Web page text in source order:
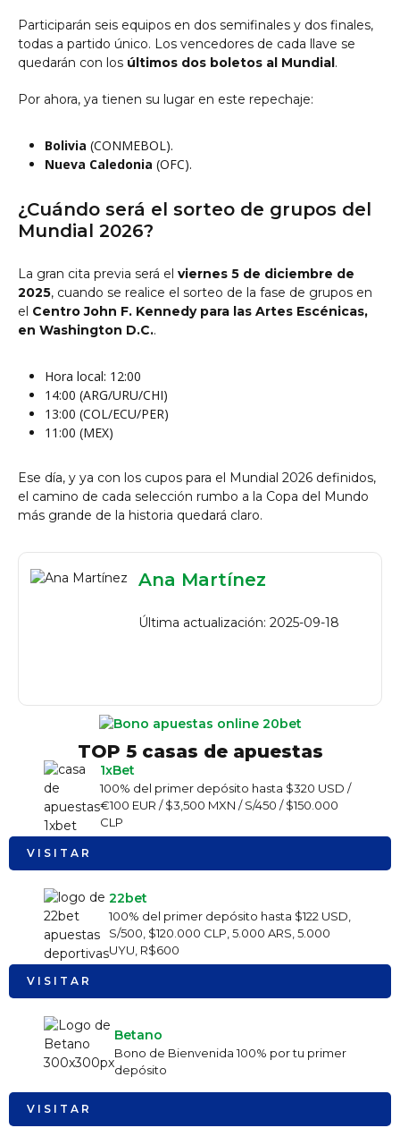
Participarán seis equipos en dos semifinales y dos finales,
todas a partido único. Los vencedores de cada llave se
quedarán con los últimos dos boletos al Mundial.
Por ahora, ya tienen su lugar en este repechaje:
Bolivia (CONMEBOL).
Nueva Caledonia (OFC).
¿Cuándo será el sorteo de grupos del
Mundial 2026?
La gran cita previa será el viernes 5 de diciembre de
2025, cuando se realice el sorteo de la fase de grupos en
el Centro John F. Kennedy para las Artes Escénicas,
en Washington D.C..
Hora local: 12:00
14:00 (ARG/URU/CHI)
13:00 (COL/ECU/PER)
11:00 (MEX)
Ese día, y ya con los cupos para el Mundial 2026 definidos,
el camino de cada selección rumbo a la Copa del Mundo
más grande de la historia quedará claro.
Ana Martínez
Última actualización: 2025-09-18
TOP 5 casas de apuestas
1xBet
100% del primer depósito hasta $320 USD /
€100 EUR / $3,500 MXN / S/450 / $150.000
CLP
VISITAR
22bet
100% del primer depósito hasta $122 USD,
S/500, $120.000 CLP, 5.000 ARS, 5.000
UYU, R$600
VISITAR
Betano
Bono de Bienvenida 100% por tu primer
depósito
VISITAR